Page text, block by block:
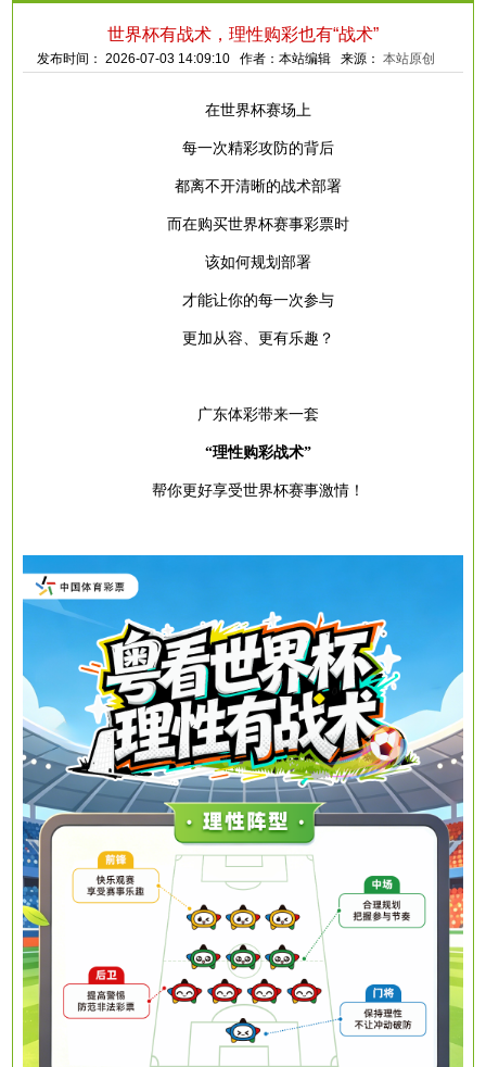
世界杯有战术，理性购彩也有“战术”
发布时间： 2026-07-03 14:09:10 作者：本站编辑 来源：本站原创
在世界杯赛场上
每一次精彩攻防的背后
都离不开清晰的战术部署
而在购买世界杯赛事彩票时
该如何规划部署
才能让你的每一次参与
更加从容、更有乐趣？
广东体彩带来一套
“理性购彩战术”
帮你更好享受世界杯赛事激情！